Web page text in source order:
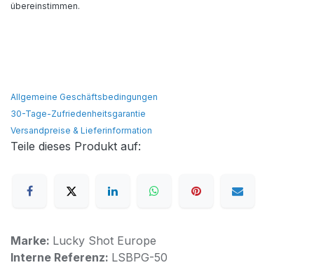
übereinstimmen.
Allgemeine Geschäftsbedingungen
30-Tage-Zufriedenheitsgarantie
Versandpreise & Lieferinformation
Teile dieses Produkt auf:
Marke: Lucky Shot Europe
Interne Referenz: LSBPG-50